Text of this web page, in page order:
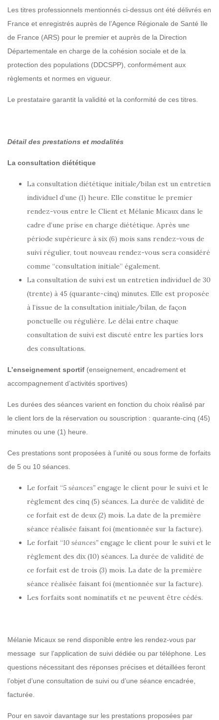
Les titres professionnels mentionnés ci-dessus ont été délivrés en
France et enregistrés auprès de l’Agence Régionale de Santé Ile
de France (ARS) pour le premier et auprès de la Direction
Départementale en charge de la cohésion sociale et de la
protection des populations (DDCSPP), conformément aux
règlements et normes en vigueur.
Le prestataire garantit la validité et la conformité de ces titres.
Détail des prestations et modalités
La consultation diététique
La consultation diététique initiale/bilan est un entretien
individuel d’une (1) heure. Elle constitue le premier
rendez-vous entre le Client et Mélanie Micaux dans le
cadre d’une prise en charge diététique. Après une
période supérieure à six (6) mois sans rendez-vous de
suivi régulier, tout nouveau rendez-vous sera considéré
comme “consultation initiale” également.
La consultation de suivi est un entretien individuel de 30
(trente) à 45 (quarante-cinq) minutes. Elle est proposée
à l’issue de la consultation initiale/bilan, de façon
ponctuelle ou régulière. Le délai entre chaque
consultation de suivi est discuté entre les parties lors
des consultations.
L’enseignement sportif (enseignement, encadrement et
accompagnement d’activités sportives)
Les durées des séances varient en fonction du choix réalisé par
le client lors de la réservation ou souscription : quarante-cinq (45)
minutes ou une (1) heure.
Ces prestations sont proposées à l’unité ou sous forme de forfaits
de 5 ou 10 séances.
Le forfait “5 séances” engage le client pour le suivi et le
règlement des cinq (5) séances. La durée de validité de
ce forfait est de deux (2) mois. La date de la première
séance réalisée faisant foi (mentionnée sur la facture).
Le forfait “10 séances” engage le client pour le suivi et le
règlement des dix (10) séances. La durée de validité de
ce forfait est de trois (3) mois. La date de la première
séance réalisée faisant foi (mentionnée sur la facture).
Les forfaits sont nominatifs et ne peuvent être cédés.
Mélanie Micaux se rend disponible entre les rendez-vous par
message sur l’application de suivi dédiée ou par téléphone. Les
questions nécessitant des réponses précises et détaillées feront
l’objet d’une consultation de suivi ou d’une séance encadrée,
facturée.
Pour en savoir davantage sur les prestations proposées par